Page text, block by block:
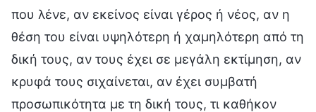
που λένε, αν εκείνος είναι γέρος ή νέος, αν η
θέση του είναι υψηλότερη ή χαμηλότερη από τη
δική τους, αν τους έχει σε μεγάλη εκτίμηση, αν
κρυφά τους σιχαίνεται, αν έχει συμβατή
προσωπικότητα με τη δική τους, τι καθήκον